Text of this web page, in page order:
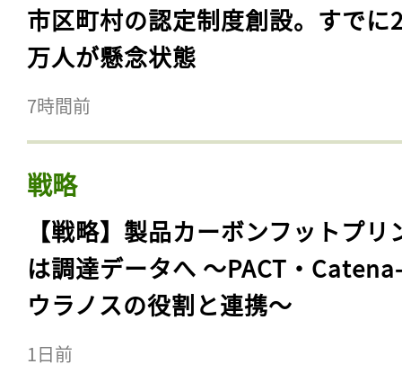
市区町村の認定制度創設。すでに
万人が懸念状態
7時間前
戦略
【戦略】製品カーボンフットプリ
は調達データへ 〜PACT・
ウラノスの役割と連携〜
1日前